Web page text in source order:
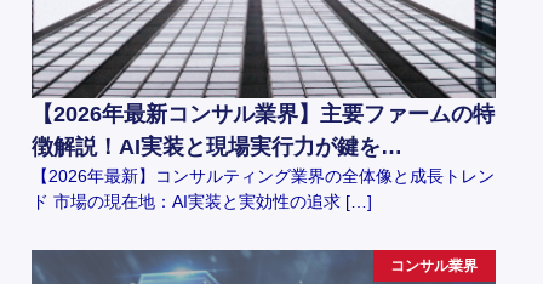
【2026年最新コンサル業界】主要ファームの特
徴解説！AI実装と現場実行力が鍵を…
【2026年最新】コンサルティング業界の全体像と成長トレン
ド 市場の現在地：AI実装と実効性の追求 […]
コンサル業界